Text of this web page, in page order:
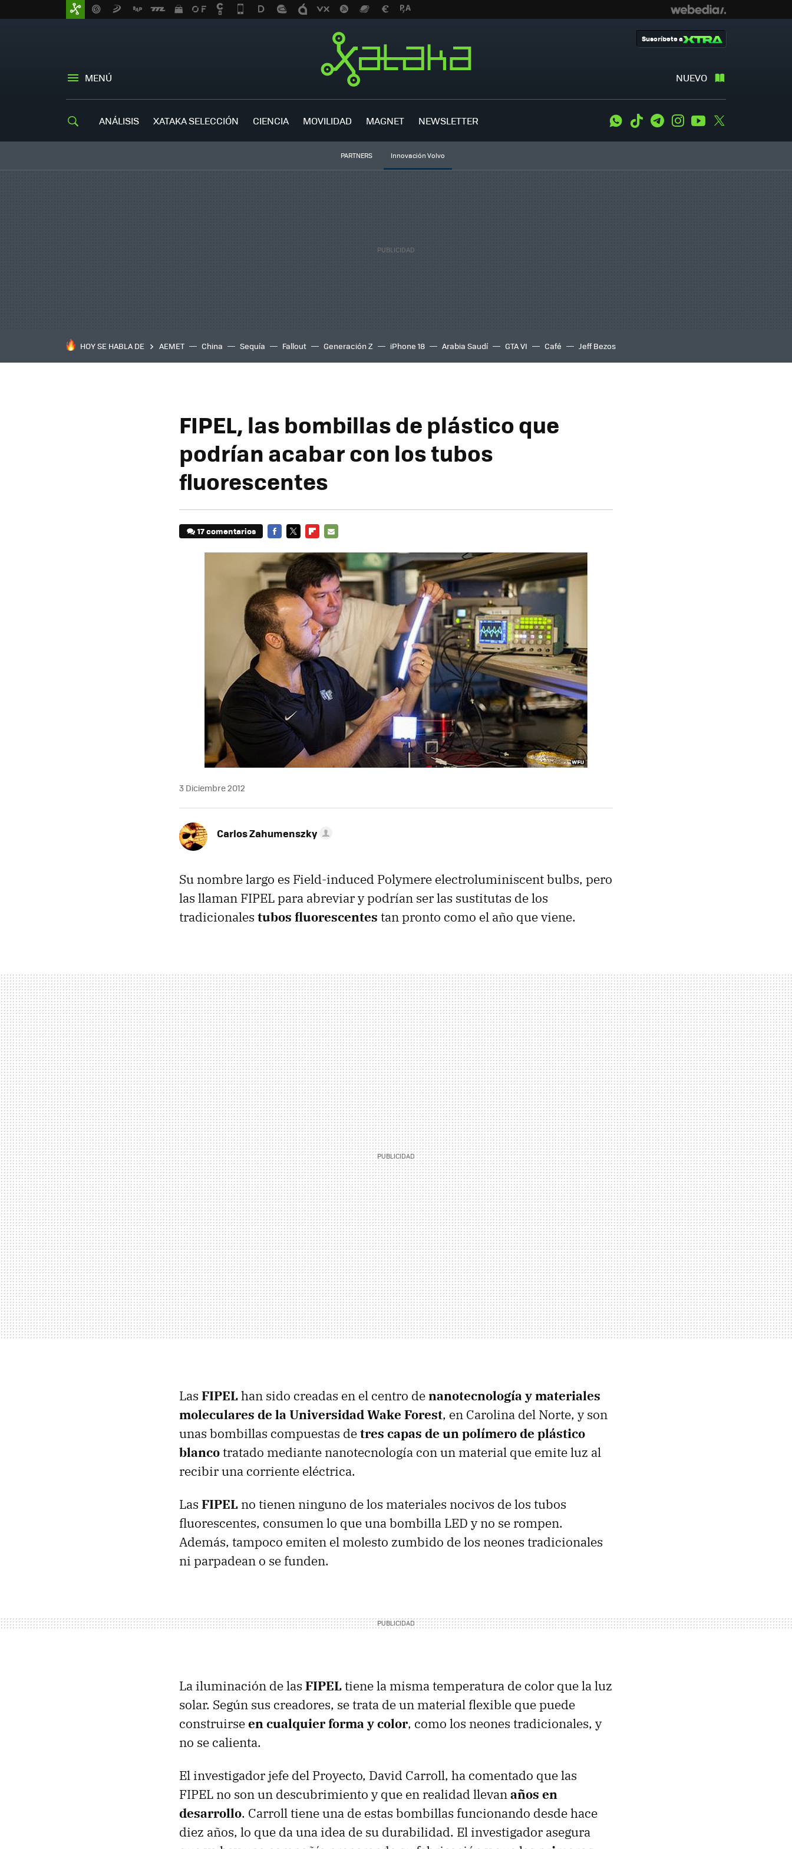
MENÚ NUEVO
Suscríbete a
ANÁLISIS XATAKA SELECCIÓN CIENCIA MOVILIDAD MAGNET NEWSLETTER WhatsApp
Tiktok TelegramInstagramYoutube
PARTNERS Innovación Volvo
HOY SE HABLA DE AEMET China Sequía Fallout Generación Z iPhone 18 Arabia Saudí GTA VI Café Jeff Bezos
FIPEL, las bombillas de plástico que
podrían acabar con los tubos
fluorescentes
17 comentarios
MAIL
3 Diciembre 2012
Carlos Zahumenszky
Su nombre largo es Field-induced Polymere electroluminiscent bulbs, pero
las llaman FIPEL para abreviar y podrían ser las sustitutas de los
tradicionales tubos fluorescentes tan pronto como el año que viene.
Las FIPELhan sido creadas en el centro denanotecnología y materiales
moleculares de la Universidad Wake Forest, en Carolina del Norte, y son
unas bombillas compuestas detres capas de un polímero de plástico
blanco tratado mediante nanotecnología con un material que emite luz al
recibir una corriente eléctrica.
Las FIPEL no tienen ninguno de los materiales nocivos de los tubos
fluorescentes, consumen lo que una bombilla LED y no se rompen.
Además, tampoco emiten el molesto zumbido de los neones tradicionales
ni parpadean o se funden.
La iluminación de las FIPEL tiene la misma temperatura de color que la luz
solar. Según sus creadores, se trata de un material flexible que puede
construirseen cualquier forma y color, como los neones tradicionales, y
no se calienta.
El investigador jefe del Proyecto, David Carroll, ha comentado que las
FIPEL no son un descubrimiento y que en realidad llevanaños en
desarrollo. Carroll tiene una de estas bombillas funcionando desde hace
diez años, lo que da una idea de su durabilidad. El investigador asegura